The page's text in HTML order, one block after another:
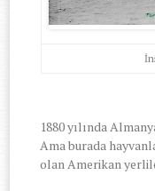
1880 yılında
Ama burada
olan Amerikan